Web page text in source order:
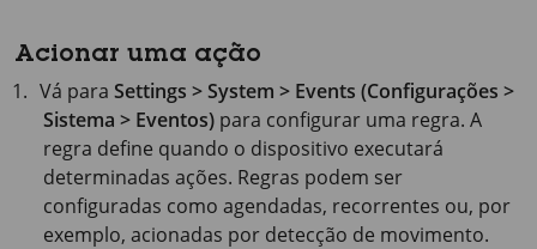
Acionar uma ação
Vá paraSettings > System > Events (Configurações >
Sistema > Eventos) para configurar uma regra. A
regra define quando o dispositivo executará
determinadas ações. Regras podem ser
configuradas como agendadas, recorrentes ou, por
exemplo, acionadas por detecção de movimento.